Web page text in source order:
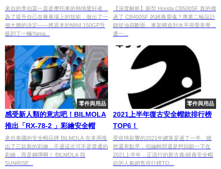
來自的李伯霖一直是摩托車的熱情愛好者，
為了提升自己在賽車場上的技術，做出了一
個大膽的決定——將原本的MINI 150GP升
級到了一輛Yama...
CB400SF 的靈魂？從專業設計師
視角看「Super Four」經典回歸
【深度解析】新型 Honda CB500SF 真的傳
承了 CB400SF 的經典靈魂？專業二輪設計
師從油箱斷面、車架構造到水平視覺美學，
逐一...
零件與用品
感受新人類的意志吧！BILMOLA
推出「RX-78-2 」彩繪安全帽
來自泰國的安全帽品牌 BILMOLA 在本周推
出了三款新的彩繪，不過這次可不是普通的
彩繪，而是鋼彈啊！ BILMOLA 與
SUNRISE...
零件與用品
2021上半年復古安全帽款排行榜
TOP6！
受疫情影響的2021年總算是過了一半。雖
然還有點早，但編輯部還是想回顧一下在
2021上半年，正流行的新古典/經典安全帽
款的人氣銷售排行榜TO...